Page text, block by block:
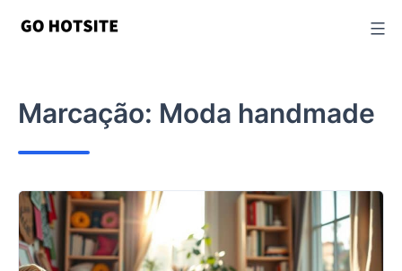
Marcação: Moda handmade